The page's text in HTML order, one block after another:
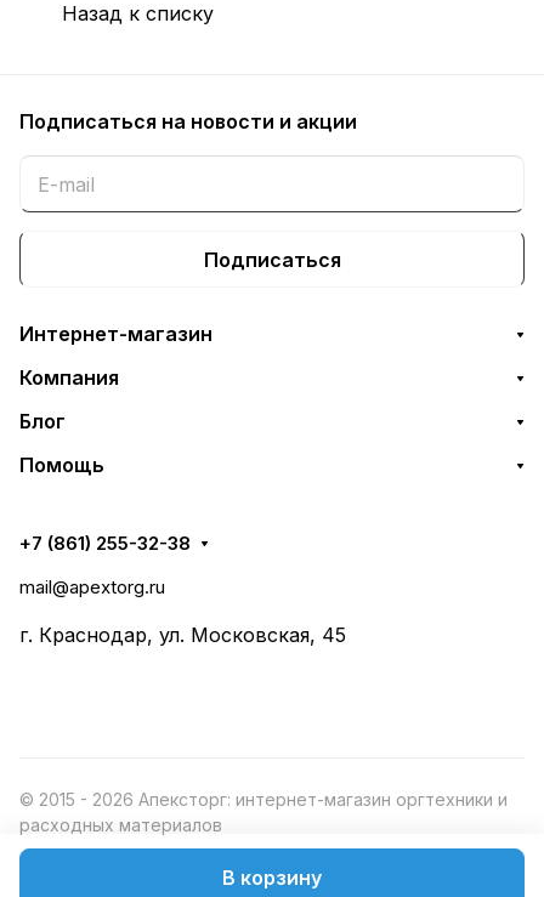
В корзину
Назад к списку
Подписаться на новости и акции
Подписаться
Интернет-магазин
Компания
Блог
Помощь
+7 (861) 255-32-38
mail@apextorg.ru
г. Краснодар, ул. Московская, 45
© 2015 - 2026 Апексторг: интернет-магазин оргтехники и
расходных материалов
Конфиденциальность